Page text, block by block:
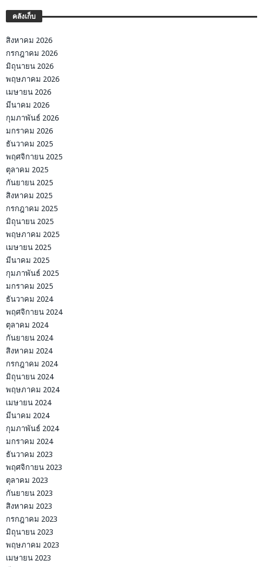
คลังเก็บ
สิงหาคม 2026
กรกฎาคม 2026
มิถุนายน 2026
พฤษภาคม 2026
เมษายน 2026
มีนาคม 2026
กุมภาพันธ์ 2026
มกราคม 2026
ธันวาคม 2025
พฤศจิกายน 2025
ตุลาคม 2025
กันยายน 2025
สิงหาคม 2025
กรกฎาคม 2025
มิถุนายน 2025
พฤษภาคม 2025
เมษายน 2025
มีนาคม 2025
กุมภาพันธ์ 2025
มกราคม 2025
ธันวาคม 2024
พฤศจิกายน 2024
ตุลาคม 2024
กันยายน 2024
สิงหาคม 2024
กรกฎาคม 2024
มิถุนายน 2024
พฤษภาคม 2024
เมษายน 2024
มีนาคม 2024
กุมภาพันธ์ 2024
มกราคม 2024
ธันวาคม 2023
พฤศจิกายน 2023
ตุลาคม 2023
กันยายน 2023
สิงหาคม 2023
กรกฎาคม 2023
มิถุนายน 2023
พฤษภาคม 2023
เมษายน 2023